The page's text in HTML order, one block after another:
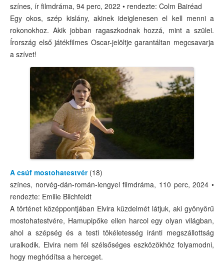
Tabu
Mélyvíz
Ünnepek, emléknapok
Az 1956-os forradalom ünnepe – október 23.
Karácsony – december 24.
A Magyar Kultúra Napja – január 22.
A Holokauszt Nemzetközi Emléknapja – január 27.
A Kommunizmus Áldozatainak Emléknapja – február 25.
Az 1848–49-es forradalom és szabadságharc ünnepe –
Húsvét
A Föld Napja – április 22.
Kereshető filmlista
Archívum
színes, ír filmdráma, 94 perc, 2022 • rendezte: Colm Bairéad
Egy okos, szép kislány, akinek ideiglenesen el kell menni a
rokonokhoz. Akik jobban ragaszkodnak hozzá, mint a szülei.
Írország első játékfilmes Oscar-jelöltje garantáltan megcsavarja
a szívet!
A csúf mostohatestvér(18)
színes, norvég-dán-román-lengyel filmdráma, 110 perc, 2024 •
rendezte: Emilie Blichfeldt
A történet középpontjában Elvira küzdelmét látjuk, aki gyönyörű
mostohatestvére, Hamupipőke ellen harcol egy olyan világban,
ahol a szépség és a testi tökéletesség iránti megszállottság
uralkodik. Elvira nem fél szélsőséges eszközökhöz folyamodni,
hogy meghódítsa a herceget.